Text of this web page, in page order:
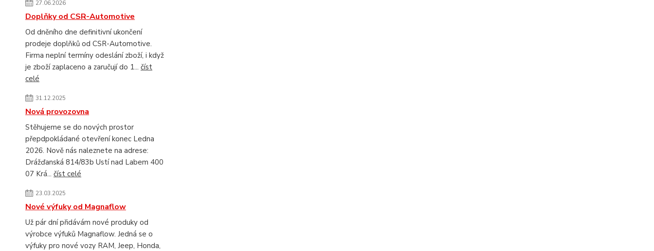
27.06.2026
Doplňky od CSR-Automotive
Od dněního dne definitivní ukončení
prodeje doplňků od CSR-Automotive.
Firma neplní termíny odeslání zboží, i když
je zboží zaplaceno a zaručují do 1... číst
celé
31.12.2025
Nová provozovna
Stěhujeme se do nových prostor
přepdpokládané otevření konec Ledna
2026. Nově nás naleznete na adrese:
Drážďanská 814/83b Ustí nad Labem 400
07 Krá... číst celé
23.03.2025
Nové výfuky od Magnaflow
Už pár dní přidávám nové produky od
výrobce výfuků Magnaflow. Jedná se o
výfuky pro nové vozy RAM, Jeep, Honda,